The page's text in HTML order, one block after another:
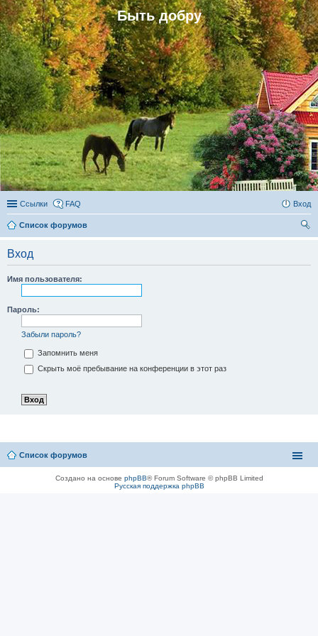
Быть добру
Ссылки FAQ Вход
Список форумов
Вход
Имя пользователя:
Пароль:
Забыли пароль?
Запомнить меня
Скрыть моё пребывание на конференции в этот раз
Список форумов
Создано на основе phpBB® Forum Software © phpBB Limited
Русская поддержка phpBB